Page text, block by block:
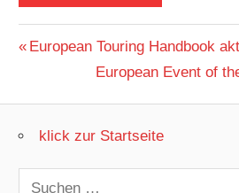
Vorheriger
European Touring Handbook
Nächster
European Event of
klick zur Startseite
Suchen